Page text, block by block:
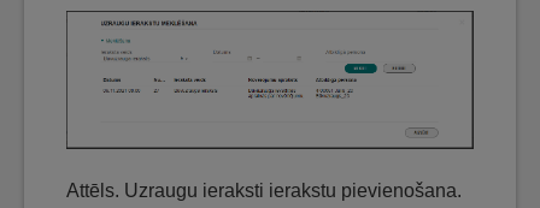
Attēls. Uzraugu ieraksti ierakstu pievienošana.